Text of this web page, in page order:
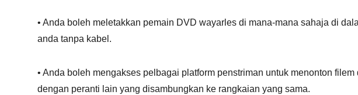
• Anda boleh meletakkan pemain DVD wayarles di mana-mana sahaja di
anda tanpa kabel.
• Anda boleh mengakses pelbagai platform penstriman untuk menonton
dengan peranti lain yang disambungkan ke rangkaian yang sama.